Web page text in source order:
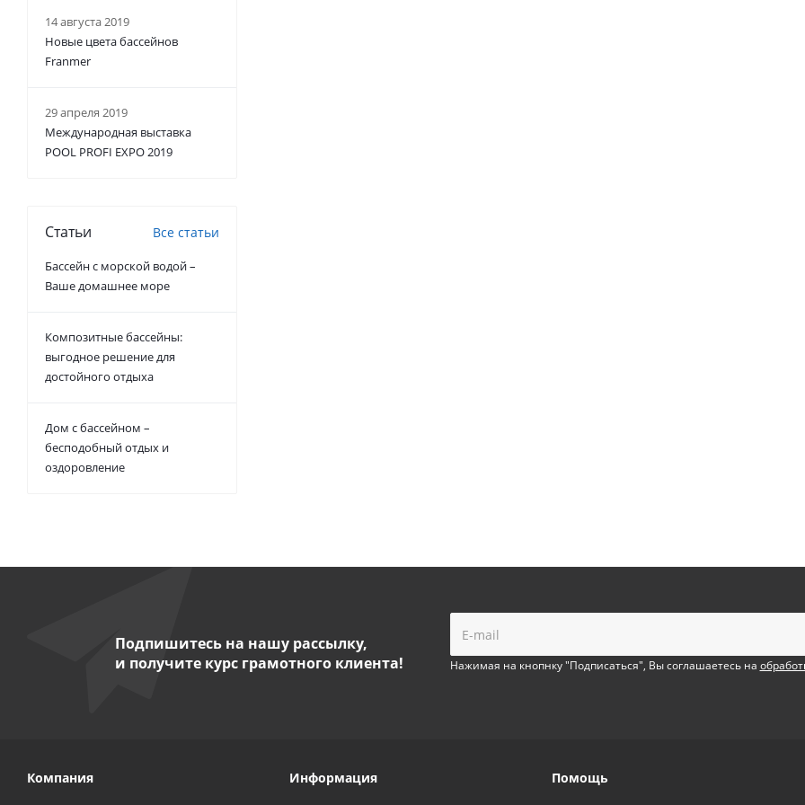
14 августа 2019
Новые цвета бассейнов
Franmer
29 апреля 2019
Международная выставка
POOL PROFI EXPO 2019
Статьи Все статьи
Бассейн с морской водой –
Ваше домашнее море
Композитные бассейны:
выгодное решение для
достойного отдыха
Дом с бассейном –
бесподобный отдых и
оздоровление
Подпишитесь на нашу рассылку,
и получите курс грамотного клиента!
Нажимая на кнопнку "Подписаться", Вы соглашаетесь на
Компания Информация Помощь